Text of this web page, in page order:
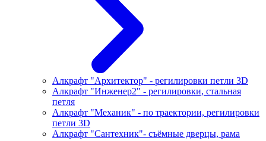
Алкрафт "Архитектор" - регилировки петли 3D
Алкрафт "Инженер2" - регилировки, стальная
петля
Алкрафт "Механик" - по траектории, регилировки
петли 3D
Алкрафт "Сантехник"- съёмные дверцы, рама